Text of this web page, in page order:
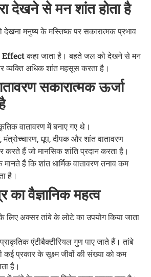
देखने से मन शांत होता है
मनुष्य के मस्तिष्क पर सकारात्मक प्रभाव
कहा जाता है। बहते जल को देखने से मन
व्यक्ति अधिक शांत महसूस करता है।
सकारात्मक ऊर्जा
वातावरण में बनाए गए थे।
मंत्रोच्चारण, धूप, दीपक और शांत वातावरण
करते हैं जो मानसिक शांति प्रदान करता है।
हैं कि शांत धार्मिक वातावरण तनाव कम
है।
का वैज्ञानिक महत्व
लिए अक्सर तांबे के लोटे का उपयोग किया जाता
एंटीबैक्टीरियल गुण पाए जाते हैं। तांबे
कई प्रकार के सूक्ष्म जीवों की संख्या को कम
है।